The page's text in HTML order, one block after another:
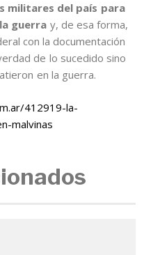
militares del país para
guerra y, de esa forma,
con la documentación
de lo sucedido sino
en la guerra.
412919-la-
malvinas